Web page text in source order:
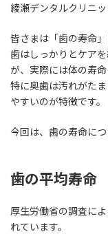
綾瀬デンタルクリニッ
皆さまは「歯の寿命
歯はしっかりとケア
が、実際には体の寿
特に奥歯は汚れがた
やすいのが特徴です。
今回は、歯の寿命につ
歯の平均寿命
厚生労働省の調査に
れています。